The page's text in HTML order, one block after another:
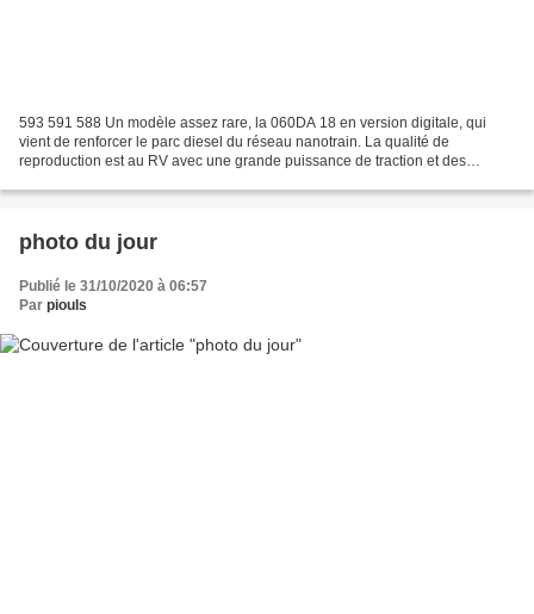
593 591 588 Un modèle assez rare, la 060DA 18 en version digitale, qui
vient de renforcer le parc diesel du réseau nanotrain. La qualité de
reproduction est au RV avec une grande puissance de traction et des
photo du jour
Publié le 31/10/2020 à 06:57
Par piouls